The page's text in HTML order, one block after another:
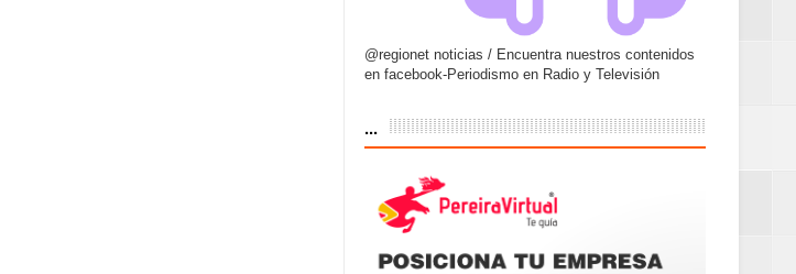
@regionet noticias / Encuentra nuestros contenidos
en facebook-Periodismo en Radio y Televisión
...